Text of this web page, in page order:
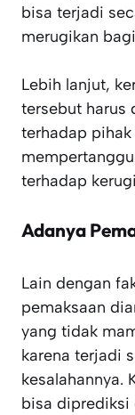
bisa terjadi
merugikan
Lebih lanjut,
tersebut harus
terhadap
terhadap
Adanya
Lain dengan
pemaksaan
yang tidak
karena terjadi
kesalahannya.
bisa diprediksi